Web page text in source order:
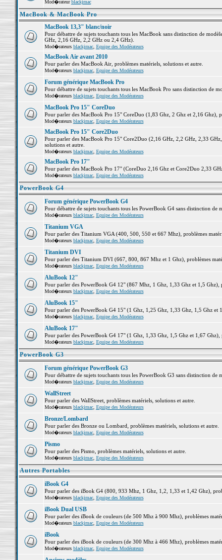
Mod�rateurblackjmac
MacBook & MacBook Pro
MacBook 13,3" blanc/noir
Pour débattre de sujets touchants tous les MacBook sans distinction de
GHz, 2,16 GHz, 2,2 GHz ou 2,4 GHz).
Mod�rateurs blackjmac, Equipe des Modérateurs
MacBook Air avant 2010
Pour parler des MacBook Air, problèmes matériels, solutions et autre.
Mod�rateurs blackjmac, Equipe des Modérateurs
Forum générique MacBook Pro
Pour débattre de sujets touchants tous les MacBook Pro sans distinction de
Mod�rateurs blackjmac, Equipe des Modérateurs
MacBook Pro 15" CoreDuo
Pour parler des MacBook Pro 15" CoreDuo (1,83 Ghz, 2 Ghz et 2,16 Ghz),
Mod�rateurs blackjmac, Equipe des Modérateurs
MacBook Pro 15" Core2Duo
Pour parler des MacBook Pro 15" Core2Duo (2,16 GHz, 2,2 GHz, 2,33
solutions et autre.
Mod�rateurs blackjmac, Equipe des Modérateurs
MacBook Pro 17"
Pour parler des MacBook Pro 17" (CoreDuo 2,16 Ghz et Core2Duo 2,33
Mod�rateurs blackjmac, Equipe des Modérateurs
PowerBook G4
Forum générique PowerBook G4
Pour débattre de sujets touchants tous les PowerBook G4 sans distinction de
Mod�rateurs blackjmac, Equipe des Modérateurs
Titanium VGA
Pour parler des Titanium VGA (400, 500, 550 et 667 Mhz), problèmes
Mod�rateurs blackjmac, Equipe des Modérateurs
Titanium DVI
Pour parler des Titanium DVI (667, 800, 867 Mhz et 1 Ghz), problèmes
Mod�rateurs blackjmac, Equipe des Modérateurs
AluBook 12"
Pour parler des PowerBook G4 12" (867 Mhz, 1 Ghz, 1,33 Ghz et 1,5 Ghz),
Mod�rateurs blackjmac, Equipe des Modérateurs
AluBook 15"
Pour parler des PowerBook G4 15" (1 Ghz, 1,25 Ghz, 1,33 Ghz, 1,5 Ghz et
Mod�rateurs blackjmac, Equipe des Modérateurs
AluBook 17"
Pour parler des PowerBook G4 17" (1 Ghz, 1,33 Ghz, 1,5 Ghz et 1,67 Ghz),
Mod�rateurs blackjmac, Equipe des Modérateurs
PowerBook G3
Forum générique PowerBook G3
Pour débattre de sujets touchants tous les PowerBook G3 sans distinction de
Mod�rateurs blackjmac, Equipe des Modérateurs
WallStreet
Pour parler des WallStreet, problèmes matériels, solutions et autre.
Mod�rateurs blackjmac, Equipe des Modérateurs
Bronze/Lombard
Pour parler des Bronze ou Lombard, problèmes matériels, solutions et autre.
Mod�rateurs blackjmac, Equipe des Modérateurs
Pismo
Pour parler des Pismo, problèmes matériels, solutions et autre.
Mod�rateurs blackjmac, Equipe des Modérateurs
Autres Portables
iBook G4
Pour parler des iBook G4 (800, 933 Mhz, 1 Ghz, 1,2, 1,33 et 1,42 Ghz),
Mod�rateurs blackjmac, Equipe des Modérateurs
iBook Dual USB
Pour parler des iBook de couleurs (de 500 Mhz à 900 Mhz), problèmes
Mod�rateurs blackjmac, Equipe des Modérateurs
iBook
Pour parler des iBook de couleurs (de 300 Mhz à 466 Mhz), problèmes
Mod�rateurs blackjmac, Equipe des Modérateurs